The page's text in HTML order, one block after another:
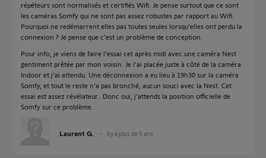
répéteurs sont normalisés et certifiés Wifi. Je pense surtout que ce sont
les caméras Somfy qui ne sont pas assez robustes par rapport au Wifi.
Pourquoi ne redémarrent elles pas toutes seules lorsqu'elles ont perdu la
connexion ? Je pense que c'est un problème de conception.
Pour info, je viens de faire l'essai cet après midi avec.une caméra Nest
gentiment prêtée par mon voisin. Je l'ai placée juste à côté de la caméra
Indoor et j'ai attendu. Une déconnexion a eu lieu à 19h30 sur la caméra
Somfy, et tout le reste n'a pas bronché, aucun souci avec la Nest. Cet
essai est assez révélateur.. Donc oui, j'attends la position officielle de
Somfy sur ce problème.
Laurent G. il y a plus de 5 ans